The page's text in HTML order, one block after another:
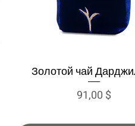
Быстрый просмотр
Золотой чай
Цена
91,00 $